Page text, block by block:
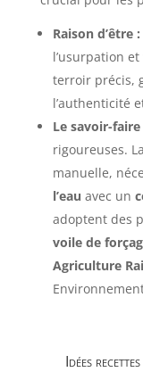
Raison d’être :
l’usurpation
terroir précis,
l’authenticité
Le savoir-faire
rigoureuses.
manuelle,
l’eau avec un
adoptent des
voile de
Agriculture
Idées